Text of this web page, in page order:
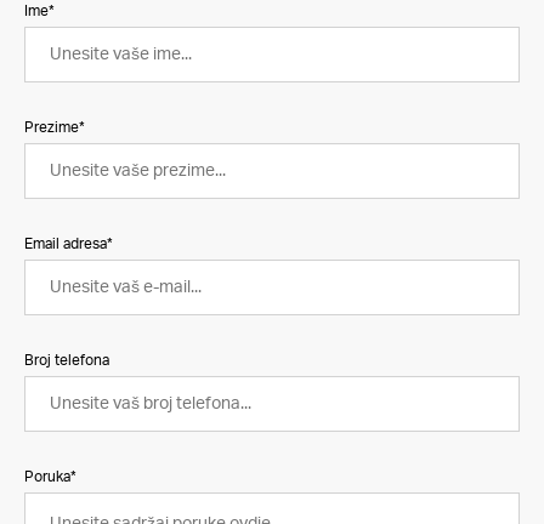
Ime*
Prezime*
Email adresa*
Broj telefona
Poruka*